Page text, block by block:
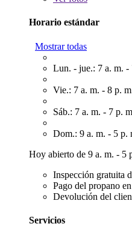
Horario estándar
Mostrar todas
Lun. - jue.: 7 a. m. -
Vie.: 7 a. m. - 8 p.
Sáb.: 7 a. m. - 7 p.
Dom.: 9 a. m. - 5 p.
Hoy abierto de 9 a. m. - 5
Inspección gratuita
Pago del propano
Devolución del
Servicios